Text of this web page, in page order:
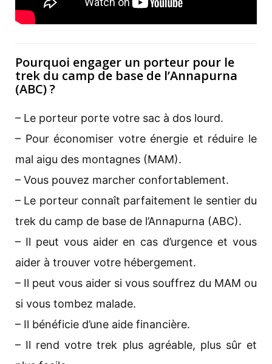
Pourquoi engager un porteur pour le
trek du camp de base de l’Annapurna
(ABC) ?
– Le porteur porte votre sac à dos lourd.
– Pour économiser votre énergie et réduire le
mal aigu des montagnes (MAM).
– Vous pouvez marcher confortablement.
– Le porteur connaît parfaitement le sentier du
trek du camp de base de l’Annapurna (ABC).
– Il peut vous aider en cas d’urgence et vous
aider à trouver votre hébergement.
– Il peut vous aider si vous souffrez du MAM ou
si vous tombez malade.
– Il bénéficie d’une aide financière.
– Il rend votre trek plus agréable, plus sûr et